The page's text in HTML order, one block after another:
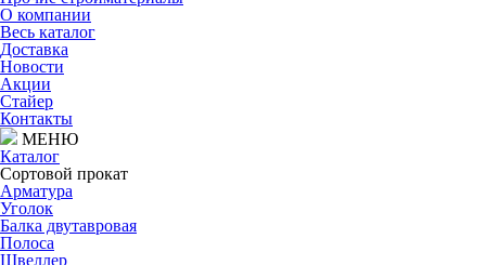
О компании
Весь каталог
Доставка
Новости
Акции
Стайер
Контакты
МЕНЮ
Каталог
Сортовой прокат
Арматура
Уголок
Балка двутавровая
Полоса
Швеллер